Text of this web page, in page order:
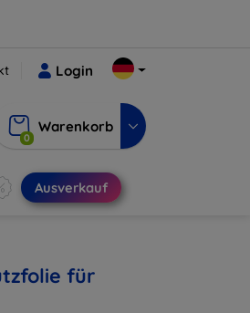
Login
0
Warenkorb
Ausverkauf
für